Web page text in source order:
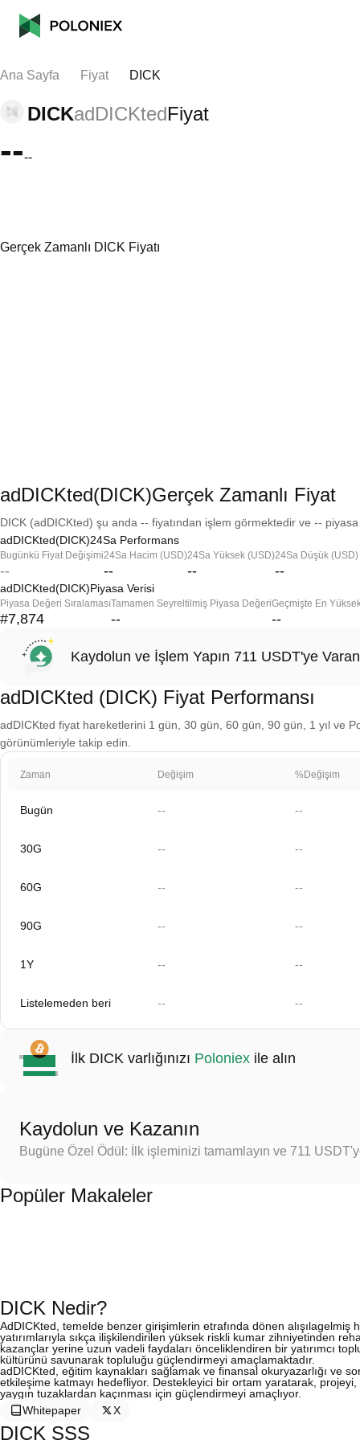
Ana Sayfa Fiyat DICK
DICKadDICKtedFiyat
----
Gerçek Zamanlı DICK Fiyatı
adDICKted(DICK)Gerçek Zamanlı Fiyat
DICK (adDICKted) şu anda -- fiyatından işlem görmektedir ve --
adDICKted(DICK)24Sa Performans
Bugünkü Fiyat Değişimi
--
24Sa Hacim (USD)
--
24Sa Yüksek (USD)
--
24Sa Düşük (USD)
--
adDICKted(DICK)Piyasa Verisi
Piyasa Değeri Sıralaması
#7,874
Tamamen Seyreltilmiş Piyasa Değeri
--
Geçmişte En
--
Kaydolun ve İşlem Yapın 711 USDT'ye
adDICKted (DICK) Fiyat Performansı
adDICKted fiyat hareketlerini 1 gün, 30 gün, 60 gün, 90 gün, 1 yıl ve
görünümleriyle takip edin.
Zaman Değişim %Değişim
Bugün -- --
30G -- --
60G -- --
90G -- --
1Y -- --
Listelemeden beri -- --
İlk DICK varlığınızı Poloniex ile alın
Kaydolun ve Kazanın
Bugüne Özel Ödül: İlk işleminizi tamamlayın ve 711
Popüler Makaleler
DICK Nedir?
AdDICKted, temelde benzer girişimlerin etrafında dönen
yatırımlarıyla sıkça ilişkilendirilen yüksek riskli kumar zihniyetinden
kazançlar yerine uzun vadeli faydaları önceliklendiren bir yatırımcı
kültürünü savunarak topluluğu güçlendirmeyi amaçlamaktadır.
adDICKted, eğitim kaynakları sağlamak ve finansal okuryazarlığı ve
etkileşime katmayı hedefliyor. Destekleyici bir ortam yaratarak,
yaygın tuzaklardan kaçınması için güçlendirmeyi amaçlıyor.
Whitepaper
X
DICK SSS